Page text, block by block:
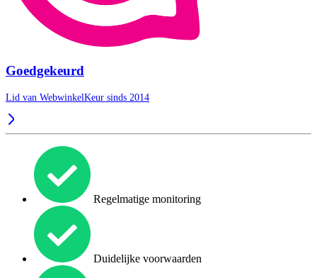
Goedgekeurd
Lid van WebwinkelKeur sinds 2014
Regelmatige monitoring
Duidelijke voorwaarden